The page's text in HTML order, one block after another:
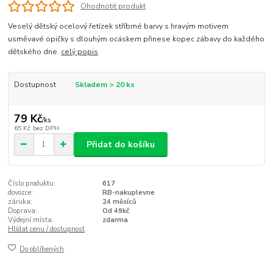
Ohodnotit produkt
Veselý dětský ocelový řetízek stříbrné barvy s hravým motivem
usměvavé opičky s dlouhým ocáskem přinese kopec zábavy do každého
dětského dne. celý popis
Dostupnost Skladem > 20 ks
79 Kč/ks
65 Kč bez DPH
Přidat do košíku
Číslo produktu:
617
dovozce:
RB-nakuplevne
záruka:
24 měsíců
Doprava:
Od 49kč
Výdejní místa:
zdarma
Hlídat cenu / dostupnost
Do oblíbených